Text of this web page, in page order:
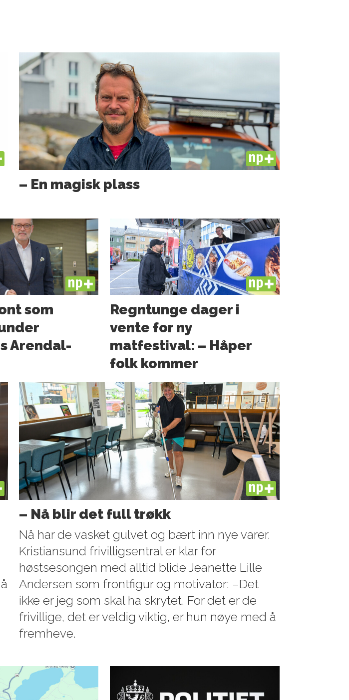
PLUS
– En magisk plass
PLUS
som
Arendal-
PLUS
Regntunge dager i
vente for ny
matfestival: – Håper
folk kommer
PLUS
– Nå blir det full trøkk
Nå har de vasket gulvet og bært inn nye varer.
Kristiansund frivilligsentral er klar for
høstsesongen med alltid blide Jeanette Lille
Andersen som frontfigur og motivator: –Det
ikke er jeg som skal ha skrytet. For det er de
frivillige, det er veldig viktig, er hun nøye med å
fremheve.